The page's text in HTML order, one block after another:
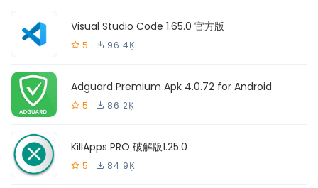
Visual Studio Code 1.65.0 官方版
5 96.4Ķ
Adguard Premium Apk 4.0.72 for Android
5 86.2Ķ
KillApps PRO 破解版1.25.0
5 84.9Ķ